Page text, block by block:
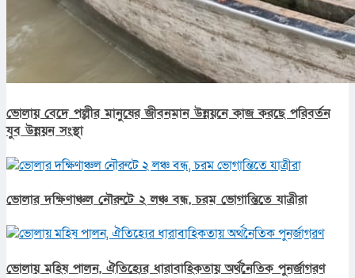
ভোলায় বেদে পল্লীর মানুষের জীবনমান উন্নয়নে কাজ করছে পরিবর্তন
যুব উন্নয়ন সংস্থা
ভোলার দক্ষিণাঞ্চল নৌরুটে ২ লঞ্চ বন্ধ, চরম ভোগান্তিতে যাত্রীরা
ভোলায় মহিষ পালন, ঐতিহ্যের ধারাবাহিকতায় অর্থনৈতিক পুনর্জাগরণ